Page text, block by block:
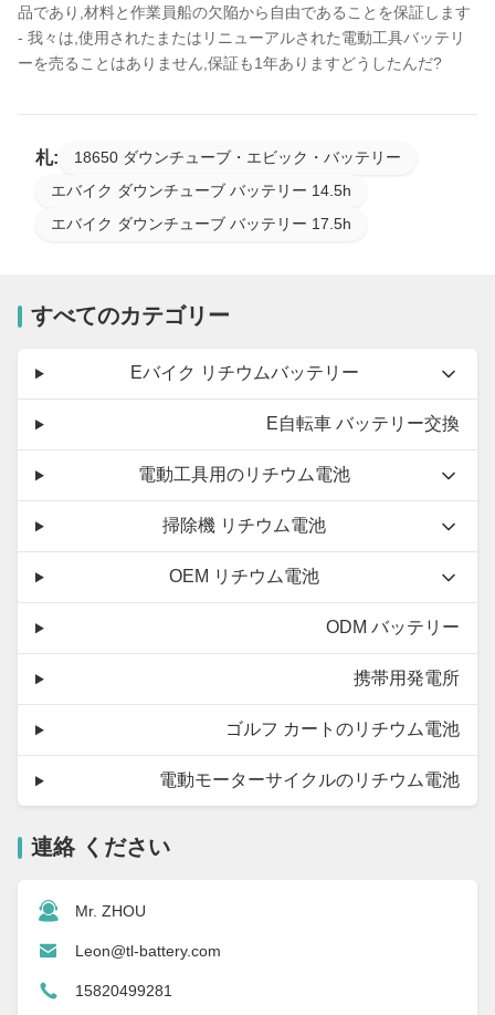
品であり,材料と作業員船の欠陥から自由であることを保証します
- 我々は,使用されたまたはリニューアルされた電動工具バッテリ
ーを売ることはありません,保証も1年ありますどうしたんだ?
札:
18650 ダウンチューブ・エビック・バッテリー
エバイク ダウンチューブ バッテリー 14.5h
エバイク ダウンチューブ バッテリー 17.5h
すべてのカテゴリー
Eバイク リチウムバッテリー
E自転車 バッテリー交換
電動工具用のリチウム電池
掃除機 リチウム電池
OEM リチウム電池
ODM バッテリー
携帯用発電所
ゴルフ カートのリチウム電池
電動モーターサイクルのリチウム電池
連絡 ください
Mr. ZHOU
Leon@tl-battery.com
15820499281